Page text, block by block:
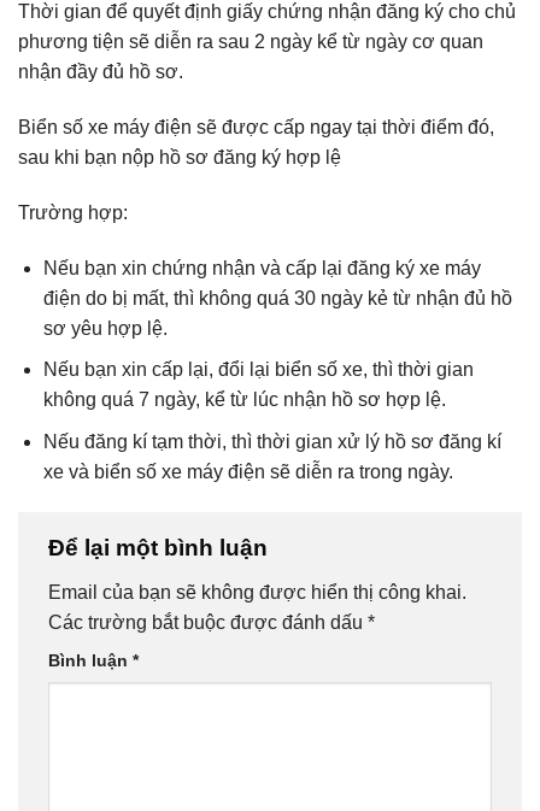
Thời gian để quyết định giấy chứng nhận đăng ký cho chủ
phương tiện sẽ diễn ra sau 2 ngày kể từ ngày cơ quan
nhận đầy đủ hồ sơ.
Biển số xe máy điện sẽ được cấp ngay tại thời điểm đó,
sau khi bạn nộp hồ sơ đăng ký hợp lệ
Trường hợp:
Nếu bạn xin chứng nhận và cấp lại đăng ký xe máy
điện do bị mất, thì không quá 30 ngày kẻ từ nhận đủ hồ
sơ yêu hợp lệ.
Nếu bạn xin cấp lại, đổi lại biển số xe, thì thời gian
không quá 7 ngày, kể từ lúc nhận hồ sơ hợp lệ.
Nếu đăng kí tạm thời, thì thời gian xử lý hồ sơ đăng kí
xe và biển số xe máy điện sẽ diễn ra trong ngày.
Để lại một bình luận
Email của bạn sẽ không được hiển thị công khai.
Các trường bắt buộc được đánh dấu *
Bình luận *